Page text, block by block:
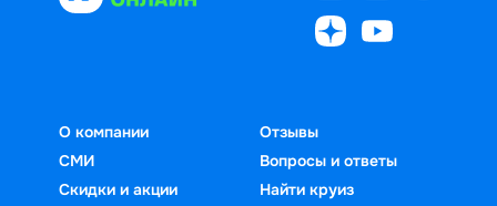
О компании
СМИ
Скидки и акции
Отзывы
Вопросы и ответы
Найти круиз